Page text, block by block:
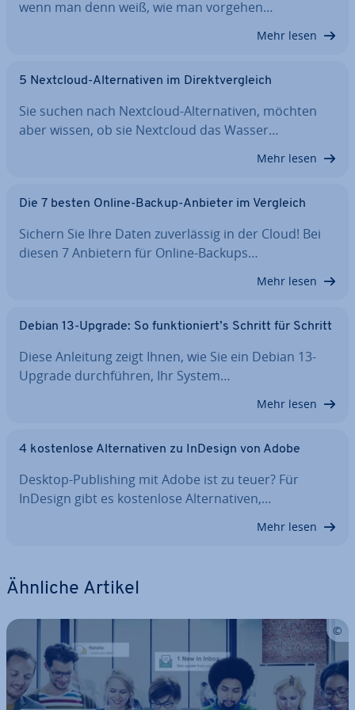
wenn man denn weiß, wie man vorgehen…
Mehr lesen
5 Nextcloud-Al­ter­na­ti­ven im Di­rekt­ver­gleich
Sie suchen nach Nextcloud-Al­ter­na­ti­ven, möchten
aber wissen, ob sie Nextcloud das Wasser…
Mehr lesen
Die 7 besten Online-Backup-Anbieter im Vergleich
Sichern Sie Ihre Daten zu­ver­läs­sig in der Cloud! Bei
diesen 7 Anbietern für Online-Backups…
Mehr lesen
Debian 13-Upgrade: So funk­tio­niert’s Schritt für Schritt
Diese Anleitung zeigt Ihnen, wie Sie ein Debian 13-
Upgrade durch­füh­ren, Ihr System…
Mehr lesen
4 kos­ten­lo­se Al­ter­na­ti­ven zu InDesign von Adobe
Desktop-Pu­bli­shing mit Adobe ist zu teuer? Für
InDesign gibt es kos­ten­lo­se Al­ter­na­ti­ven,…
Mehr lesen
Ähnliche Artikel